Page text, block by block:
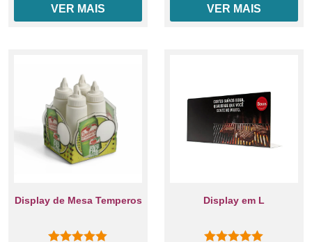
VER MAIS VER MAIS
Display de Mesa Temperos Display em L